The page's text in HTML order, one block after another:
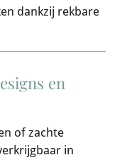
dankzij rekbare
en
of zachte
in